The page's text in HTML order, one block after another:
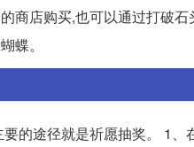
商店购买,也可以通过打破
蝶。
的途径就是祈愿抽奖。 1